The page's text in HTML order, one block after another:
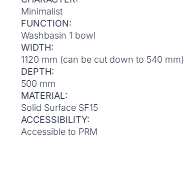
Minimalist
FUNCTION:
Washbasin 1 bowl
WIDTH:
1120 mm (can be cut down to 540 mm)
DEPTH:
500 mm
MATERIAL:
Solid Surface SF15
ACCESSIBILITY:
Accessible to PRM